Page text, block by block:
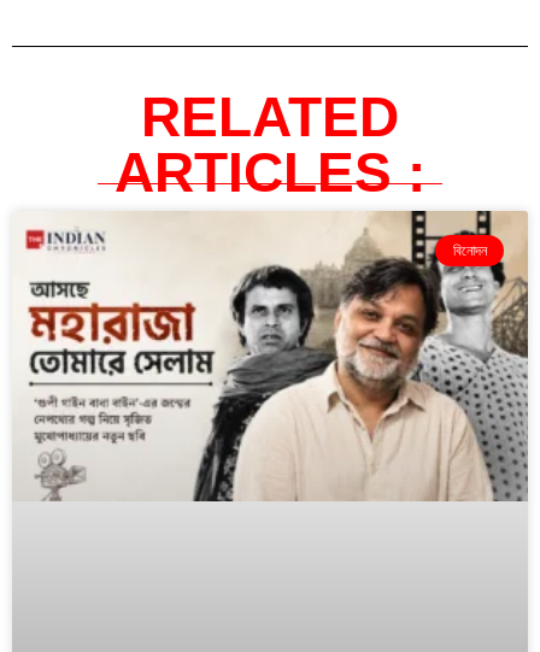
RELATED
ARTICLES :
বিনোদন